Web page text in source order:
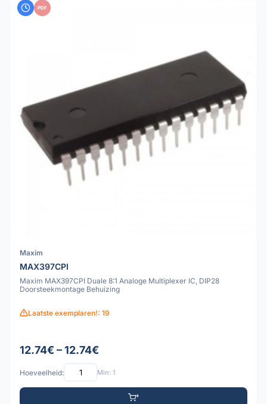
PDF
Maxim
MAX397CPI
Maxim MAX397CPI Duale 8:1 Analoge Multiplexer IC, DIP28
Doorsteekmontage Behuizing
Laatste exemplaren!: 19
12.74€ – 12.74€
Hoeveelheid: Min: 1